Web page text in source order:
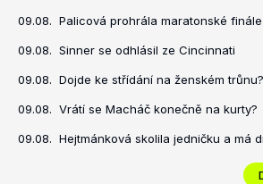
09.08. Palicová prohrála maratonské finále
09.08. Sinner se odhlásil ze Cincinnati
09.08. Dojde ke střídání na ženském trůnu?
09.08. Vrátí se Macháč konečně na kurty?
09.08. Hejtmánková skolila jedničku a má